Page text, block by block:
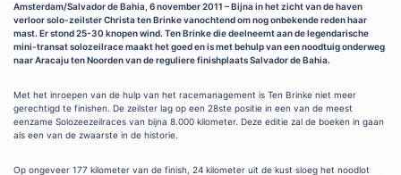
Amsterdam/Salvador de Bahia, 6 november 2011 – Bijna in het zicht van de haven
verloor solo-zeilster Christa ten Brinke vanochtend om nog onbekende reden haar
mast. Er stond 25-30 knopen wind. Ten Brinke die deelneemt aan de legendarische
mini-transat solozeilrace maakt het goed en is met behulp van een noodtuig onderweg
naar Aracaju ten Noorden van de reguliere finishplaats Salvador de Bahia.
Met het inroepen van de hulp van het racemanagement is Ten Brinke niet meer
gerechtigd te finishen. De zeilster lag op een 28ste positie in een van de meest
eenzame Solozeezeilraces van bijna 8.000 kilometer. Deze editie zal de boeken in gaan
als een van de zwaarste in de historie.
Op ongeveer 177 kilometer van de finish, 24 kilometer uit de kust sloeg het noodlot